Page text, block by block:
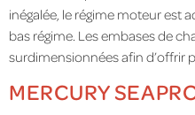
inégalée, le régime moteur est
bas régime. Les embases de
surdimensionnées afin d’offrir
MERCURY